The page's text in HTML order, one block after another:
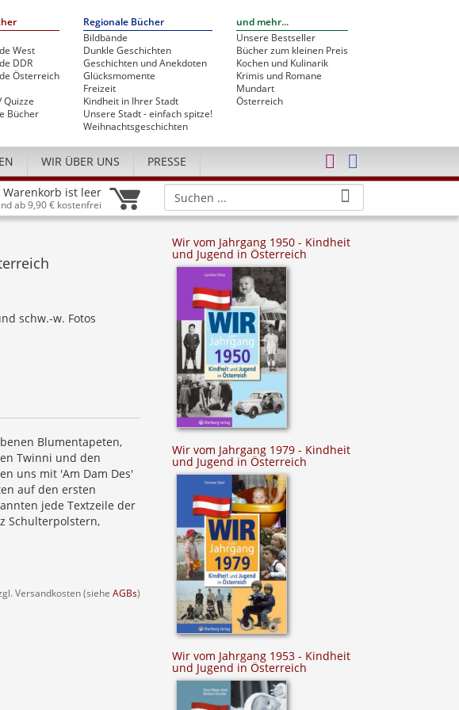
West
DDR
Österreich
Quizze
Bücher
Regionale Bücher
Bildbände
Dunkle Geschichten
Geschichten und Anekdoten
Glücksmomente
Freizeit
Kindheit in Ihrer Stadt
Unsere Stadt - einfach spitze!
Weihnachtsgeschichten
und mehr...
Unsere Bestseller
Bücher zum kleinen Preis
Kochen und Kulinarik
Krimis und Romane
Mundart
Österreich
WIR ÜBER UNS PRESSE
Warenkorb ist leer
ab 9,90 € kostenfrei
schw.-w. Fotos
Blumentapeten,
Twinni und den
uns mit 'Am Dam Des'
auf den ersten
jede Textzeile der
Schulterpolstern,
Versandkosten (siehe AGBs)
Wir vom Jahrgang 1950 - Kindheit
und Jugend in Österreich
Wir vom Jahrgang 1979 - Kindheit
und Jugend in Österreich
Wir vom Jahrgang 1953 - Kindheit
und Jugend in Österreich